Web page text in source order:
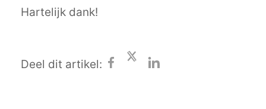
Hartelijk dank!
Deel dit artikel: